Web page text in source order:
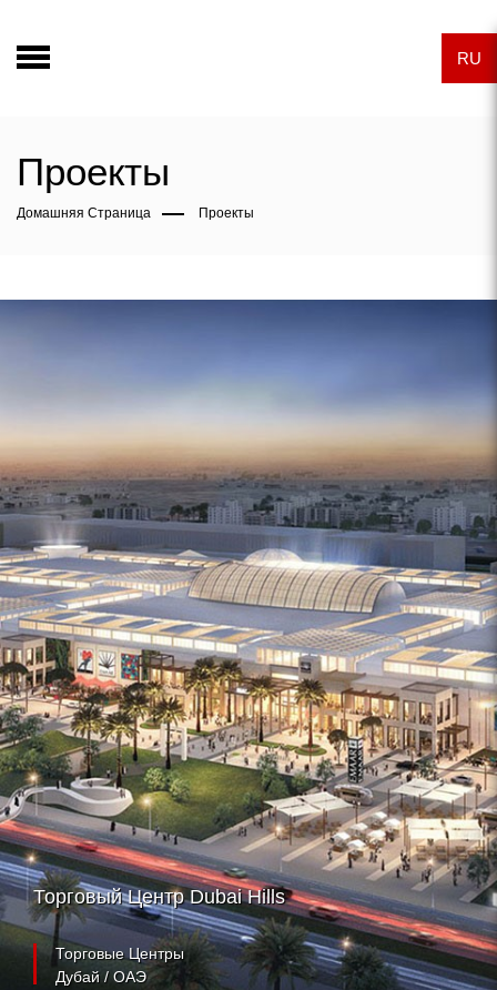
RU
Проекты
Домашняя Страница Проекты
Торговый Центр Dubai Hills
Торговые Центры
Дубай / ОАЭ